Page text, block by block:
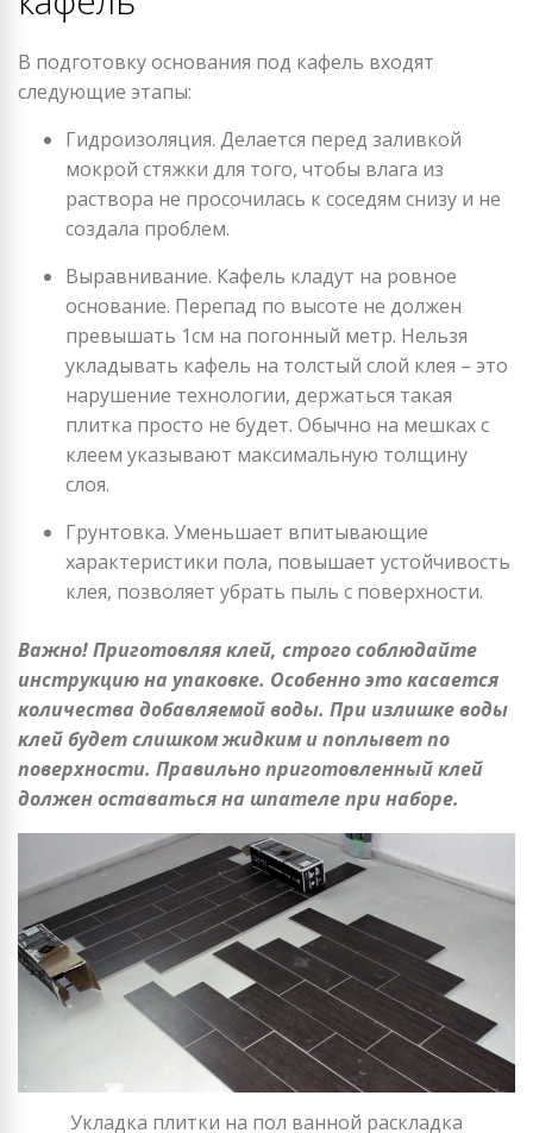
В подготовку основания под кафель входят
следующие этапы:
Гидроизоляция. Делается перед заливкой
мокрой стяжки для того, чтобы влага из
раствора не просочилась к соседям снизу и не
создала проблем.
Выравнивание. Кафель кладут на ровное
основание. Перепад по высоте не должен
превышать 1см на погонный метр. Нельзя
укладывать кафель на толстый слой клея – это
нарушение технологии, держаться такая
плитка просто не будет. Обычно на мешках с
клеем указывают максимальную толщину
слоя.
Грунтовка. Уменьшает впитывающие
характеристики пола, повышает устойчивость
клея, позволяет убрать пыль с поверхности.
Важно! Приготовляя клей, строго соблюдайте
инструкцию на упаковке. Особенно это касается
количества добавляемой воды. При излишке воды
клей будет слишком жидким и поплывет по
поверхности. Правильно приготовленный клей
должен оставаться на шпателе при наборе.
Укладка плитки на пол ванной раскладка